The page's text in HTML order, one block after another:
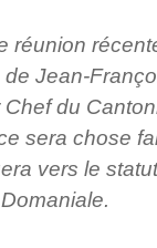
réunion
Jean-
Chef du
sera chose
vers le